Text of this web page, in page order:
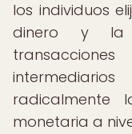
los individuos
dinero y la
radicalmente
monetaria a